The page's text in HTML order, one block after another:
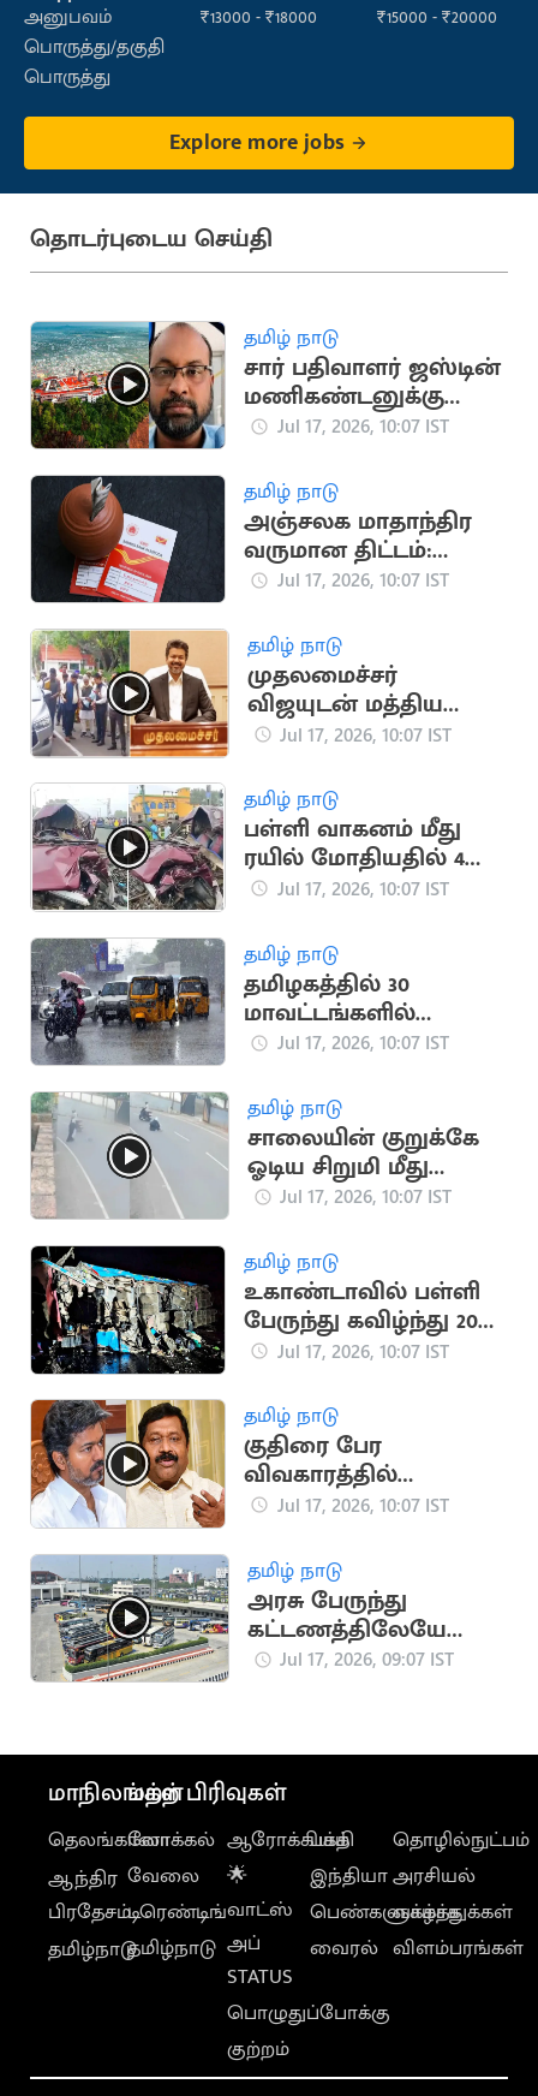
Sales)
அனுபவம்
பொருத்து/தகுதி
பொருத்து
Sales)
₹13000 - ₹18000 ₹15000 - ₹20000
Explore more jobs
தொடர்புடைய செய்தி
தமிழ் நாடு
சார் பதிவாளர் ஜஸ்டின்
மணிகண்டனுக்கு
நிபந்தனையுடன்
Jul 17, 2026, 10:07 IST
தமிழ் நாடு
அஞ்சலக மாதாந்திர
வருமான திட்டம்:
வங்கி கணக்கில்
Jul 17, 2026, 10:07 IST
தமிழ் நாடு
முதலமைச்சர்
விஜயுடன் மத்திய
இணையமைச்சர்
சந்திப்பு
Jul 17, 2026, 10:07 IST
தமிழ் நாடு
பள்ளி வாகனம் மீது
ரயில் மோதியதில் 4
குழந்தைகள் பலி
Jul 17, 2026, 10:07 IST
தமிழ் நாடு
தமிழகத்தில் 30
மாவட்டங்களில்
மழைக்கு வாய்ப்பு
Jul 17, 2026, 10:07 IST
தமிழ் நாடு
சாலையின் குறுக்கே
ஓடிய சிறுமி மீது
மோதிய வாகனம்
Jul 17, 2026, 10:07 IST
தமிழ் நாடு
உகாண்டாவில் பள்ளி
பேருந்து கவிழ்ந்து 20
மாணவர்கள் பலி
Jul 17, 2026, 10:07 IST
தமிழ் நாடு
குதிரை பேர
விவகாரத்தில்
முதல்வர் விஜய்தான்
இன்பதுரை
Jul 17, 2026, 10:07 IST
தமிழ் நாடு
அரசு பேருந்து
கட்டணத்திலேயே
ஆம்னி பேருந்துகள்
Jul 17, 2026, 09:07 IST
மாநிலங்கள்
தெலங்கானா
ஆந்திர
பிரதேசம்
தமிழ்நாடு
மற்ற பிரிவுகள்
லோக்கல்
வேலை
டிரெண்டிங்
தமிழ்நாடு
ஆரோக்கியம்
🌟
வாட்ஸ்
அப்
STATUS
பொழுதுப்போக்கு
குற்றம்
பக்தி
இந்தியா
பெண்களுக்காக
வைரல்
தொழில்நுட்பம்
அரசியல்
வாழ்த்துக்கள்
விளம்பரங்கள்